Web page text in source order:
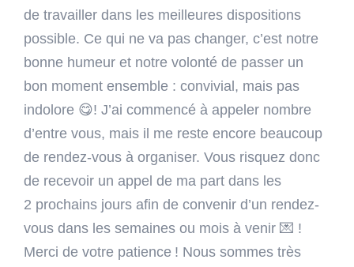
de travailler dans les meilleures dispositions
possible. Ce qui ne va pas changer, c’est notre
bonne humeur et notre volonté de passer un
bon moment ensemble : convivial, mais pas
indolore 😋! J’ai commencé à appeler nombre
d’entre vous, mais il me reste encore beaucoup
de rendez-vous à organiser. Vous risquez donc
de recevoir un appel de ma part dans les
2 prochains jours afin de convenir d’un rendez-
vous dans les semaines ou mois à venir 💌 !
Merci de votre patience ! Nous sommes très